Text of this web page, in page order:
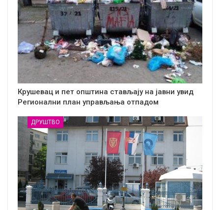
Крушевац и пет општина стављају на јавни увид
Регионални план управљања отпадом
ДРУШТВО